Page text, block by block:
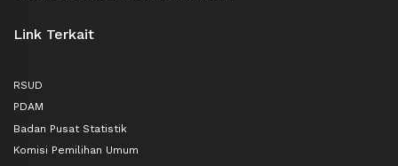
Link Terkait
RSUD
PDAM
Badan Pusat Statistik
Komisi Pemilihan Umum